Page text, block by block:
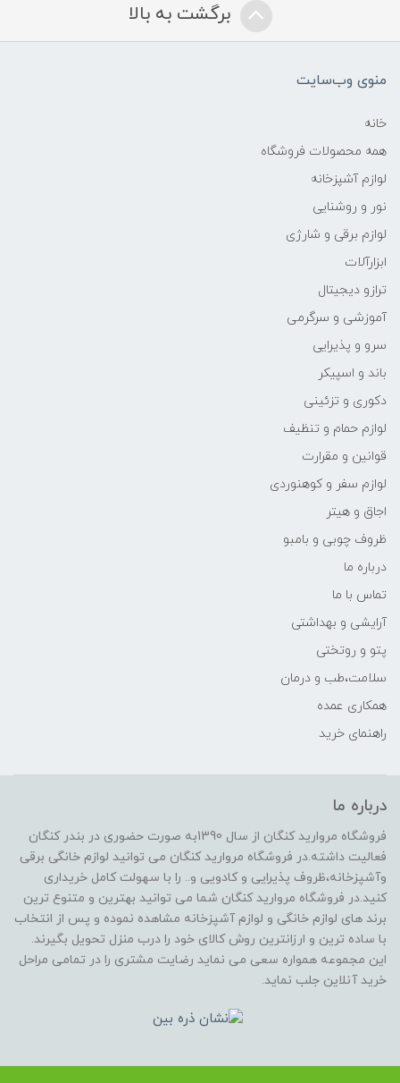
برگشت به بالا
منوی وب‌سایت
خانه
همه محصولات فروشگاه
لوازم آشپزخانه
نور و روشنایی
لوازم برقی و شارژی
ابزارآلات
ترازو دیجیتال
آموزشی و سرگرمی
سرو و پذیرایی
باند و اسپیکر
دکوری و تزئینی
لوازم حمام و تنظیف
قوانین و مقرارت
لوازم سفر و کوهنوردی
اجاق و هیتر
ظروف چوبی و بامبو
درباره ما
تماس با ما
آرایشی و بهداشتی
پتو و روتختی
سلامت،طب و درمان
همکاری عمده
راهنمای خرید
درباره ما
فروشگاه مروارید کنگان از سال 1390به صورت حضوری در بندر کنگان
فعالیت داشته.در فروشگاه مروارید کنگان می توانید لوازم خانگی برقی
وآشپزخانه،ظروف پذیرایی و کادویی و.. را با سهولت کامل خریداری
کنید.در فروشگاه مروارید کنگان شما می توانید بهترین و متنوع ترین
برند های لوازم خانگی و لوازم آشپزخانه مشاهده نموده و پس از انتخاب
با ساده ترین و ارزانترین روش کالای خود را درب منزل تحویل بگیرند.
این مجموعه همواره سعی می نماید رضایت مشتری را در تمامی مراحل
خرید آنلاین جلب نماید.